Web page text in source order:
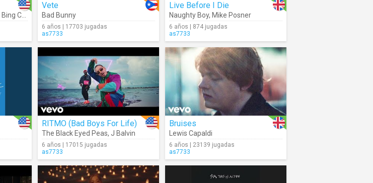
Bing Crosby (Robin And The 7 Hoods Movie Clip)
Vete
Bad Bunny
6 años | 17703 jugadas
as7733
Live Before I Die
Naughty Boy, Mike Posner
6 años | 874 jugadas
as7733
RITMO (Bad Boys For Life)
The Black Eyed Peas, J Balvin
6 años | 17015 jugadas
as7733
Bruises
Lewis Capaldi
6 años | 23139 jugadas
as7733